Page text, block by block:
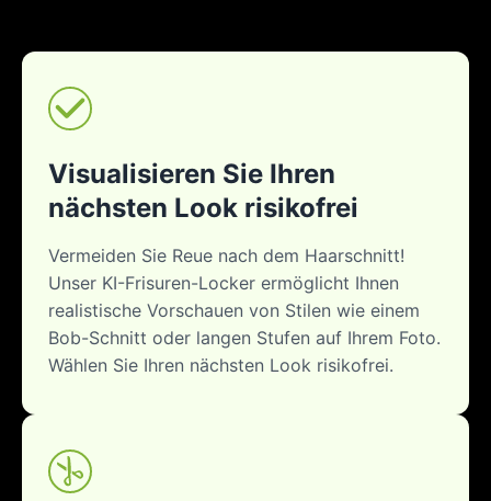
Visualisieren Sie Ihren
nächsten Look risikofrei
Vermeiden Sie Reue nach dem Haarschnitt!
Unser KI-Frisuren-Locker ermöglicht Ihnen
realistische Vorschauen von Stilen wie einem
Bob-Schnitt oder langen Stufen auf Ihrem Foto.
Wählen Sie Ihren nächsten Look risikofrei.